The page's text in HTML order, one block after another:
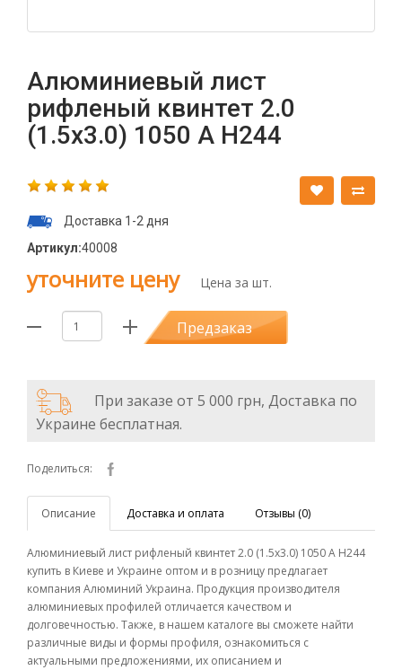
Алюминиевый лист
рифленый квинтет 2.0
(1.5х3.0) 1050 А Н244
Доставка 1-2 дня
Артикул:40008
уточните цену Цена за шт.
Предзаказ
При заказе от 5 000 грн, Доставка по
Украине бесплатная.
Поделиться:
Описание Доставка и оплата Отзывы (0)
Алюминиевый лист рифленый квинтет 2.0 (1.5х3.0) 1050 А Н244
купить в Киеве и Украине оптом и в розницу предлагает
компания Алюминий Украина. Продукция производителя
алюминиевых профилей отличается качеством и
долговечностью. Также, в нашем каталоге вы сможете найти
различные виды и формы профиля, ознакомиться с
актуальными предложениями, их описанием и